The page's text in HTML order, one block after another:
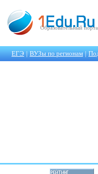
Образовательный
ЕГЭ | ВУЗы по регионам |